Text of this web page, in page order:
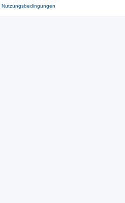
Nutzungsbedingungen